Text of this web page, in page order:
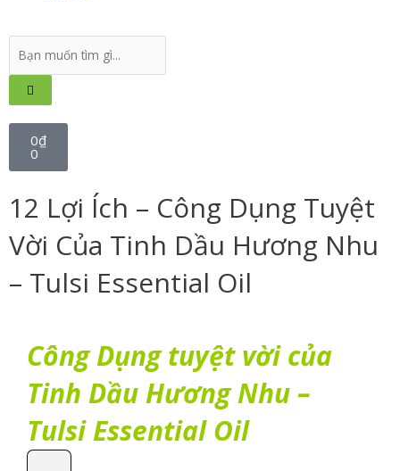
0₫
0
12 Lợi Ích – Công Dụng Tuyệt
Vời Của Tinh Dầu Hương Nhu
– Tulsi Essential Oil
Công Dụng tuyệt vời của
Tinh Dầu Hương Nhu –
Tulsi Essential Oil